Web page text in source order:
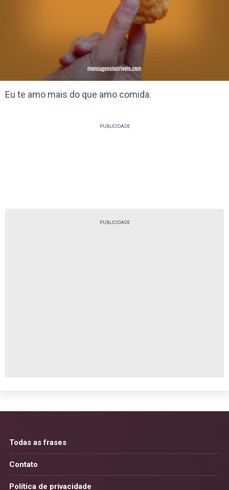
Eu te amo mais do que amo comida.
PUBLICIDADE
PUBLICIDADE
Todas as frases
Contato
Política de privacidade